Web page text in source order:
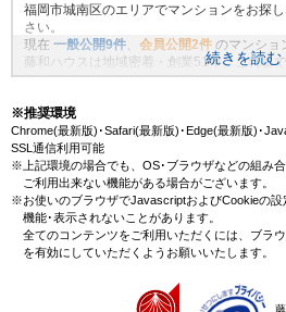
福岡市城南区のエリアでマンションをお探
さい。
現在 一般公開9件 会員公開2件 のマンショ
藤和ハウスは地域密着・創業51年、これま
市城南区のエリアの新規物件情報や、未公
続きを読む
※推奨環境
Chrome(最新版)･Safari(最新版)･Edge(最新版)･
SSL通信利用可能
※上記環境の場合でも、OS･ブラウザなどの組み
ご利用出来ない機能がある場合がございます。
※お使いのブラウザでJavascriptおよびCookieの設
機能･表示されないことがあります。
全てのコンテンツをご利用いただくには、ブラ
を有効にしていただくようお願いいたします。